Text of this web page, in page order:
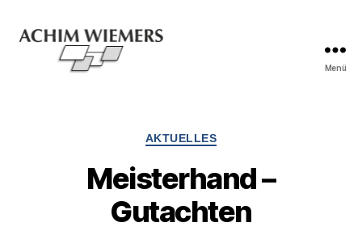
Menü
AKTUELLES
Meisterhand –
Gutachten